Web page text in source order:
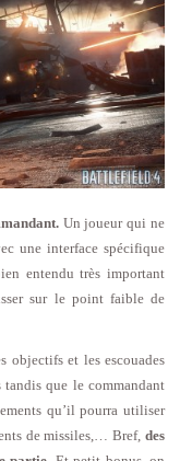
Un joueur qui ne
une interface spécifique
entendu très important
sur le point faible de
objectifs et les escouades
que le commandant
qu’il pourra utiliser
de missiles,… Bref, des